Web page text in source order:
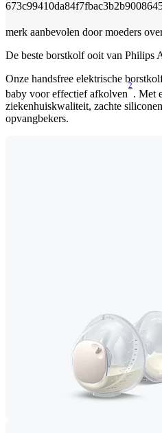
merk aanbevolen door moeders
De beste borstkolf ooit van Philips
Onze handsfree elektrische
baby voor effectief afkolven
2
. Met
ziekenhuiskwaliteit, zachte
opvangbekers.